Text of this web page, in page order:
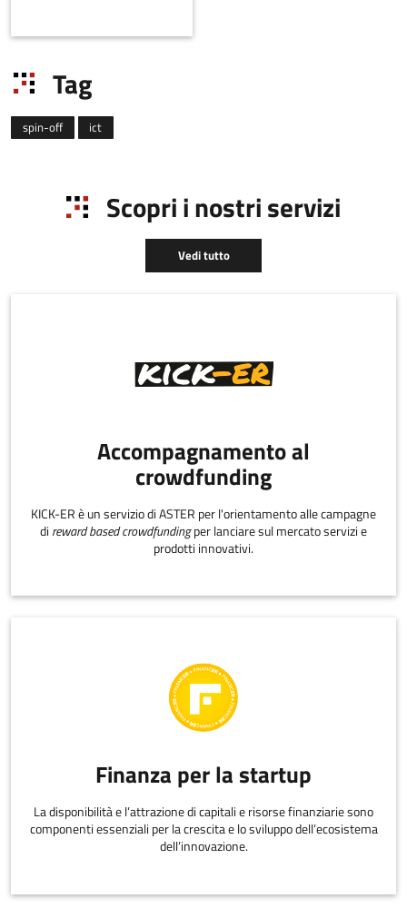
della
del lavoro e
dell'impresa
distributivo sul territorio
Tag
spin-off ict
Scopri i nostri servizi
Vedi tutto
Accompagnamento al
crowdfunding
KICK-ER è un servizio di ASTER per l'orientamento alle campagne
di reward based crowdfundingper lanciare sul mercato servizi e
prodotti innovativi.
Finanza per la startup
La disponibilità e l’attrazione di capitali e risorse finanziarie sono
componenti essenziali per la crescita e lo sviluppo dell’ecosistema
dell’innovazione.